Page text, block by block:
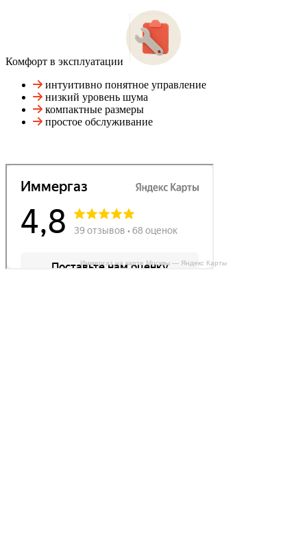
Комфорт в эксплуатации
интуитивно понятное управление
низкий уровень шума
компактные размеры
простое обслуживание
Иммергаз на карте Москвы — Яндекс Карты